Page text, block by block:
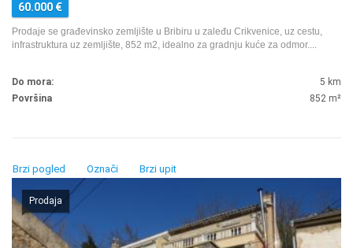
60.000 €
Prodaje se građevinsko zemljište u Bribiru u zaleđu Crikvenice, uz cestu,
infrastruktura uz zemljište, 852 m2, idealno za gradnju kuće za odmor....
Do mora:
5 km
Površina
852 m²
Brzi pogled Označi Brzi upit
Prodaja